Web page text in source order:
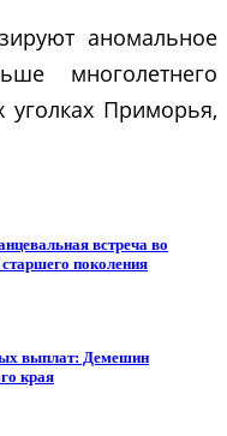
аномальное
многолетнего
уголках Приморья,
встреча во
поколения
выплат: Демешин
края